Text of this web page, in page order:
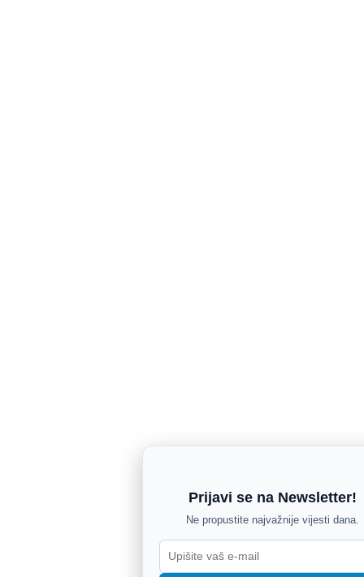
Prijavi se na Newsletter!
Ne propustite najvažnije vijesti dana.